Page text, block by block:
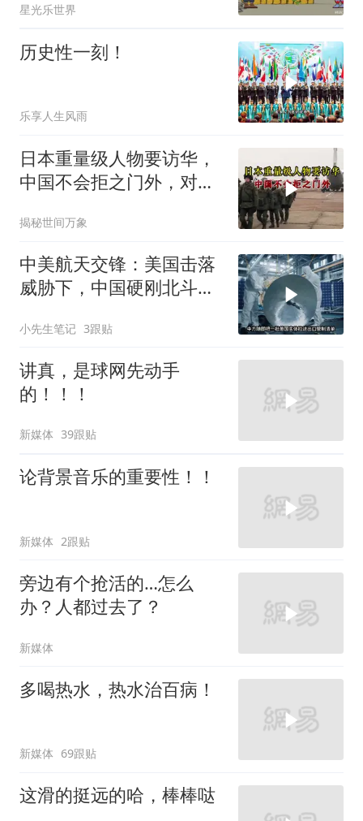
星光乐世界
历史性一刻！
乐享人生风雨
日本重量级人物要访华，
中国不会拒之门外，对日
揭秘世间万象
中美航天交锋：美国击落
威胁下，中国硬刚北斗升
小先生笔记 3跟贴
讲真，是球网先动手
的！！！
新媒体 39跟贴
论背景音乐的重要性！！
新媒体 2跟贴
旁边有个抢活的…怎么
办？人都过去了？
新媒体
多喝热水，热水治百病！
新媒体 69跟贴
这滑的挺远的哈，棒棒哒